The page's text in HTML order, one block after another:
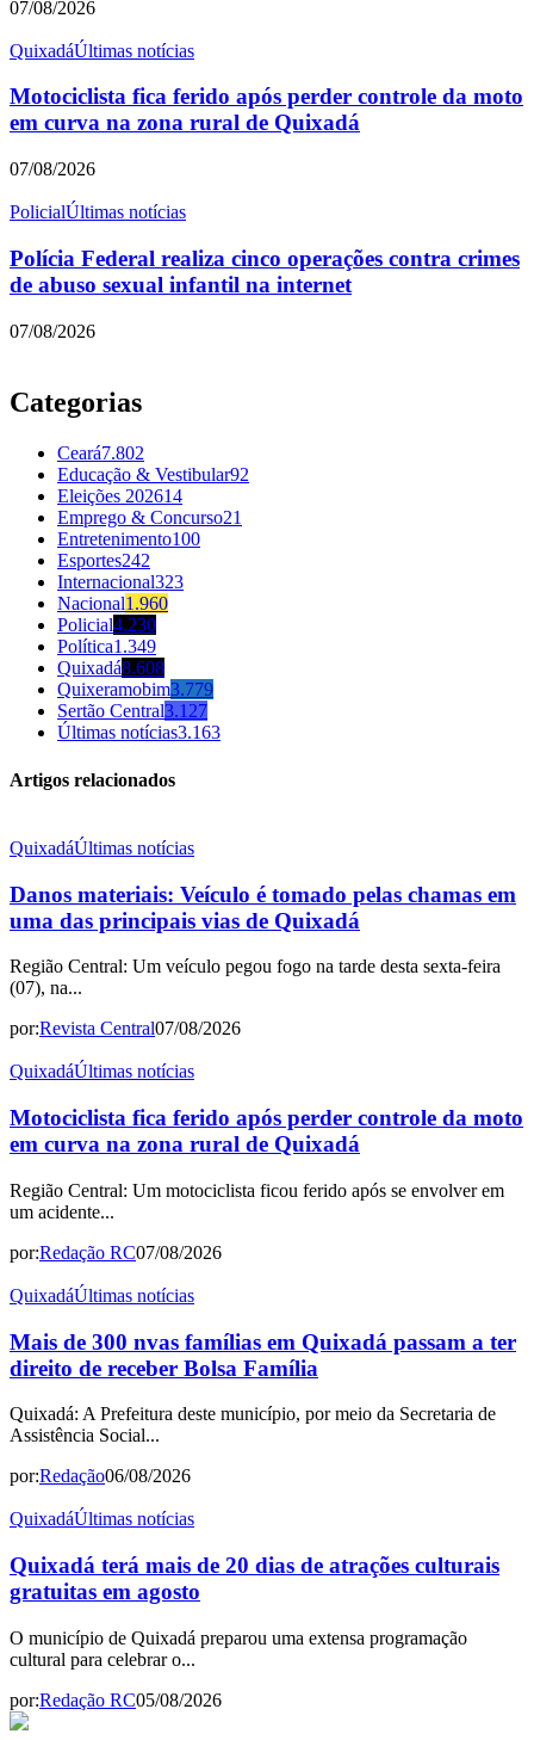
07/08/2026
QuixadáÚltimas notícias
Motociclista fica ferido após perder controle da moto
em curva na zona rural de Quixadá
07/08/2026
PolicialÚltimas notícias
Polícia Federal realiza cinco operações contra crimes
de abuso sexual infantil na internet
07/08/2026
Categorias
Ceará7.802
Educação & Vestibular92
Eleições 202614
Emprego & Concurso21
Entretenimento100
Esportes242
Internacional323
Nacional1.960
Policial4.230
Política1.349
Quixadá8.608
Quixeramobim3.779
Sertão Central3.127
Últimas notícias3.163
Artigos relacionados
QuixadáÚltimas notícias
Danos materiais: Veículo é tomado pelas chamas em
uma das principais vias de Quixadá
Região Central: Um veículo pegou fogo na tarde desta sexta-feira
(07), na...
por:Revista Central07/08/2026
QuixadáÚltimas notícias
Motociclista fica ferido após perder controle da moto
em curva na zona rural de Quixadá
Região Central: Um motociclista ficou ferido após se envolver em
um acidente...
por:Redação RC07/08/2026
QuixadáÚltimas notícias
Mais de 300 nvas famílias em Quixadá passam a ter
direito de receber Bolsa Família
Quixadá: A Prefeitura deste município, por meio da Secretaria de
Assistência Social...
por:Redação06/08/2026
QuixadáÚltimas notícias
Quixadá terá mais de 20 dias de atrações culturais
gratuitas em agosto
O município de Quixadá preparou uma extensa programação
cultural para celebrar o...
por:Redação RC05/08/2026